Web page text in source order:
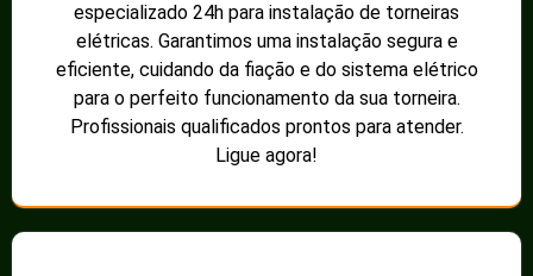
especializado 24h para instalação de torneiras
elétricas. Garantimos uma instalação segura e
eficiente, cuidando da fiação e do sistema elétrico
para o perfeito funcionamento da sua torneira.
Profissionais qualificados prontos para atender.
Ligue agora!